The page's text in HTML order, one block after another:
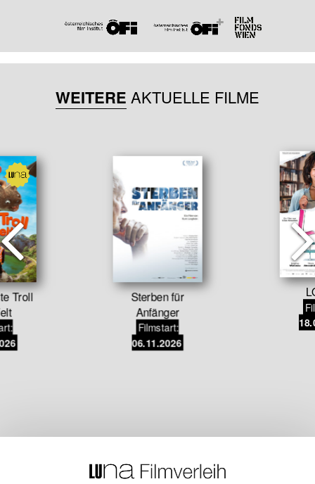
WEITERE AKTUELLE FILME
Troll
Sterben für
Anfänger
Filmstart:
06.11.2026